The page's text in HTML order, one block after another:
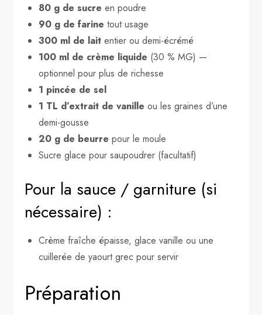
80 g de sucre en poudre
90 g de farine tout usage
300 ml de lait entier ou demi-écrémé
100 ml de crème liquide (30 % MG) —
optionnel pour plus de richesse
1 pincée de sel
1 TL d’extrait de vanille ou les graines d’une
demi-gousse
20 g de beurre pour le moule
Sucre glace pour saupoudrer (facultatif)
Pour la sauce / garniture (si
nécessaire) :
Crème fraîche épaisse, glace vanille ou une
cuillerée de yaourt grec pour servir
Préparation